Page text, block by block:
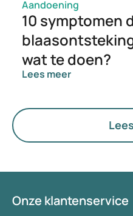
Aandoening
10 symptomen
wat te doen?
Lees meer
Onze klantenservice